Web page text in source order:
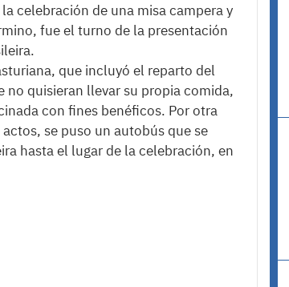
celebración de una misa campera y
fue el turno de la presentación
que incluyó el reparto del
no quisieran llevar su propia comida,
con fines benéficos. Por otra
se puso un autobús que se
hasta el lugar de la celebración, en